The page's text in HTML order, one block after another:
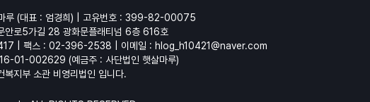
루 (대표 : 엄경희) | 고유번호 : 399-82-00075
안로5가길 28 광화문플래티넘 6층 616호
| 팩스 : 02-396-2538 | 이메일 : hlog_h10421@naver.com
01-002629 (예금주 : 사단법인 햇살마루)
복지부 소관 비영리법인 입니다.